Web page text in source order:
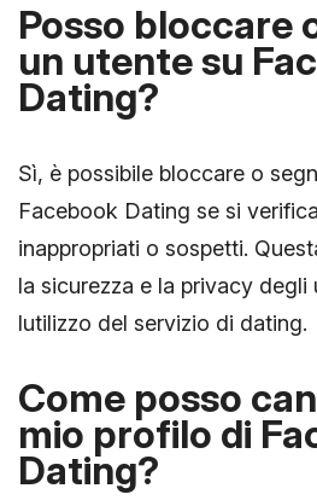
Posso bloccare
un utente su
Dating?
Sì, è possibile bloccare o
Facebook Dating se si
inappropriati o sospetti.
la sicurezza e la privacy degli
lutilizzo del servizio di dating.
Come posso
mio profilo di
Dating?